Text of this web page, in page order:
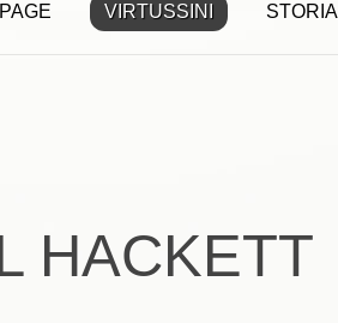
VIRTUSSINI STORIA
HACKETT